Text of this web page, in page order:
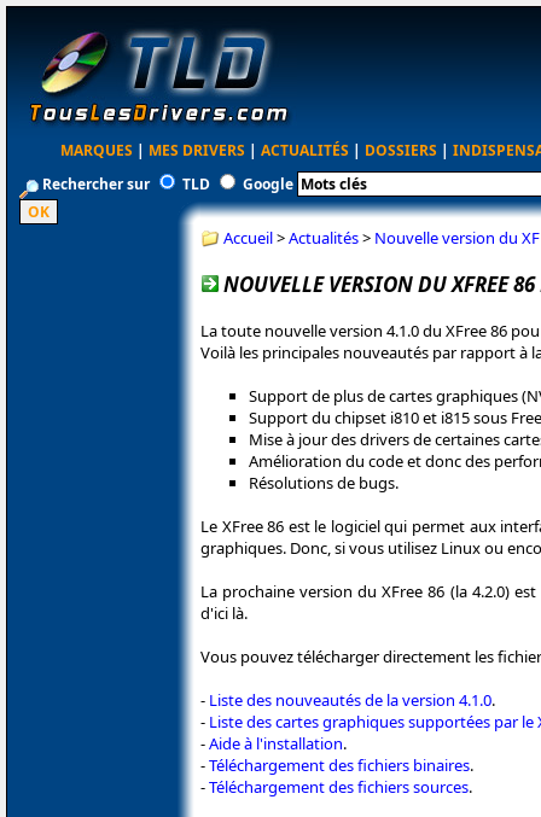
MARQUES | MES DRIVERS | ACTUALITÉS | DOSSIERS |
Rechercher sur
TLD Google
Accueil>Actualités> Nouvelle version du
NOUVELLE VERSION DU XFREE
La toute nouvelle version 4.1.0 du XFree 86
Voilà les principales nouveautés par rapport à
Support de plus de cartes graphiques
Support du chipset i810 et i815 sous
Mise à jour des drivers de certaines
Amélioration du code et donc des
Résolutions de bugs.
Le XFree 86 est le logiciel qui permet aux
graphiques. Donc, si vous utilisez Linux ou
La prochaine version du XFree 86 (la 4.2.0)
d'ici là.
Vous pouvez télécharger directement les
- Liste des nouveautés de la version 4.1.0.
- Liste des cartes graphiques supportées par le
-Aide à l'installation.
-Téléchargement des fichiers binaires.
-Téléchargement des fichiers sources.